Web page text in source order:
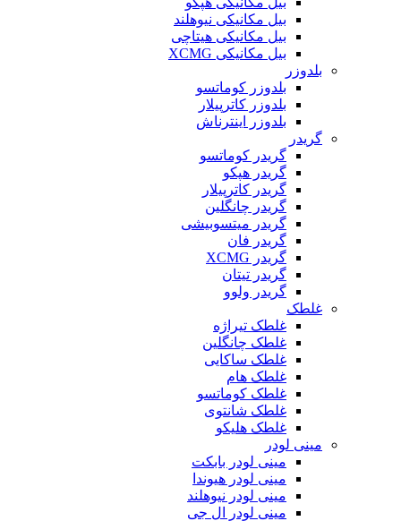
بیل مکانیکی نیوهلند
بیل مکانیکی هیتاچی
بیل مکانیکی XCMG
بلدوزر
بلدوزر کوماتسو
بلدوزر کاترپیلار
بلدوزر اینترناش
گریدر
گریدر کوماتسو
گریدر هپکو
گریدر کاترپیلار
گریدر چانگلین
گریدر میتسوبیشی
گریدر فان
گریدر XCMG
گریدر تیتان
گریدر ولوو
غلطک
غلطک تیراژه
غلطک چانگلین
غلطک ساکایی
غلطک هام
غلطک کوماتسو
غلطک شانتوی
غلطک هلیکو
مینی لودر
مینی لودر بابکت
مینی لودر هیوندا
مینی لودر نیوهلند
مینی لودر ال جی